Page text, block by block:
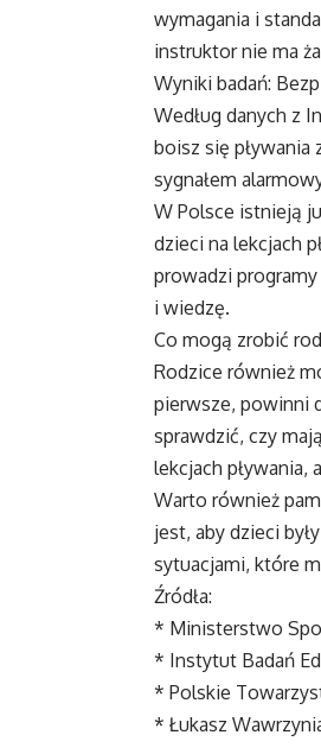
wymagania i
instruktor nie ma
Wyniki badań:
Według danych z
boisz się
sygnałem
W Polsce istnieją
dzieci na lekcjach
prowadzi
i wiedzę.
Co mogą zrobić
Rodzice również
pierwsze, powinni
sprawdzić, czy
lekcjach pływania,
Warto również
jest, aby dzieci
sytuacjami, które
Źródła:
* Ministerstwo
* Instytut Badań
* Polskie
* Łukasz